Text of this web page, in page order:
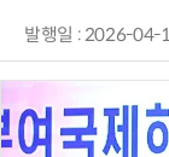
발행일 : 2026-04-